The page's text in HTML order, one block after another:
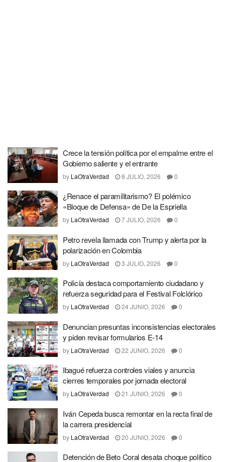
Crece la tensión política por el empalme entre el
Gobierno saliente y el entrante
by LaOtraVerdad 8 JULIO, 2026 0
¿Renace el paramilitarismo? El polémico
«Bloque de Defensa» de De la Espriella
by LaOtraVerdad 7 JULIO, 2026 0
Petro revela llamada con Trump y alerta por la
polarización en Colombia
by LaOtraVerdad 3 JULIO, 2026 0
Policía destaca comportamiento ciudadano y
refuerza seguridad para el Festival Folclórico
by LaOtraVerdad 24 JUNIO, 2026 0
Denuncian presuntas inconsistencias electorales
y piden revisar formularios E-14
by LaOtraVerdad 22 JUNIO, 2026 0
Ibagué refuerza controles viales y anuncia
cierres temporales por jornada electoral
by LaOtraVerdad 21 JUNIO, 2026 0
Iván Cepeda busca remontar en la recta final de
la carrera presidencial
by LaOtraVerdad 20 JUNIO, 2026 0
Detención de Beto Coral desata choque político